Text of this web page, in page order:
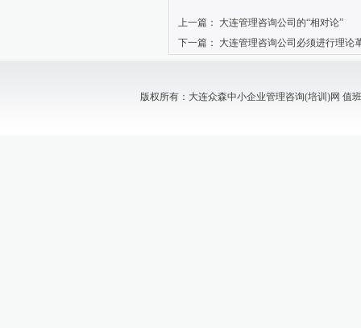
上一篇：
大连管理咨询公司的“相对论”
下一篇：
大连管理咨询公司必须进行理论
版权所有：大连众森中小企业管理咨询(培训)网 值